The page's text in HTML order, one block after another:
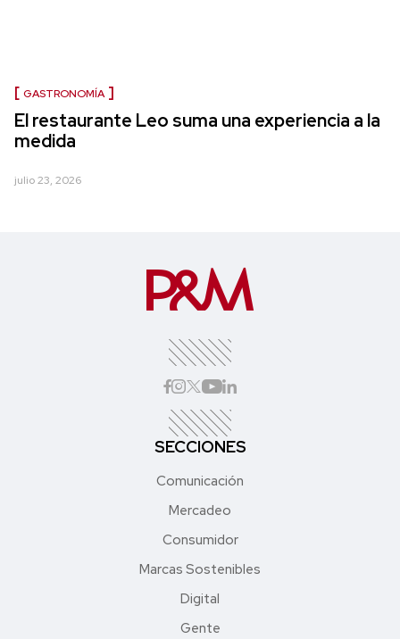
GASTRONOMÍA
El restaurante Leo suma una experiencia a la
medida
julio 23, 2026
SECCIONES
Comunicación
Mercadeo
Consumidor
Marcas Sostenibles
Digital
Gente